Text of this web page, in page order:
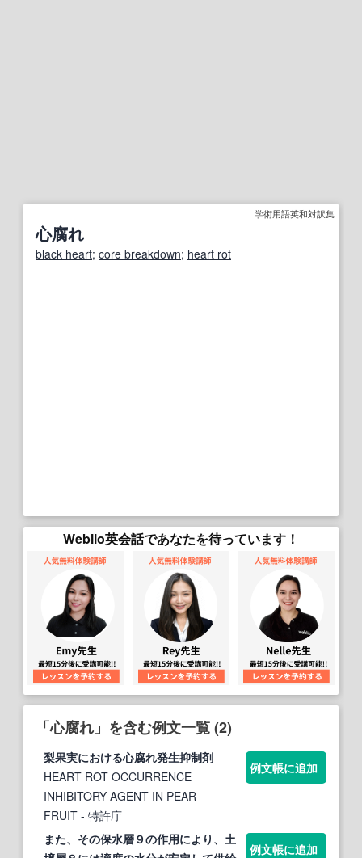
学術用語英和対訳集
心腐れ
black heart; core breakdown; heart rot
Weblio英会話であなたを待っています！
「心腐れ」を含む例文一覧 (2)
梨果実における心腐れ発生抑制剤
HEART ROT OCCURRENCE
INHIBITORY AGENT IN PEAR
FRUIT - 特許庁
例文帳に追加
また、その保水層９の作用により、土
例文帳に追加